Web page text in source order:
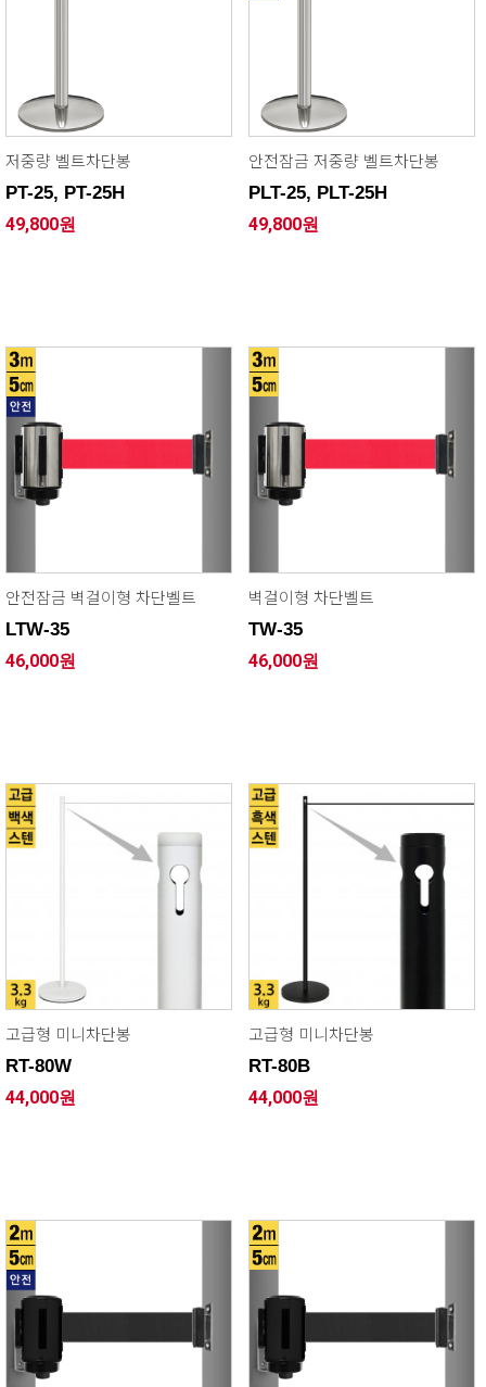
저중량 벨트차단봉
PT-25, PT-25H
49,800원
안전잠금 저중량 벨트차단봉
PLT-25, PLT-25H
49,800원
안전잠금 벽걸이형 차단벨트
LTW-35
46,000원
벽걸이형 차단벨트
TW-35
46,000원
고급형 미니차단봉
RT-80W
44,000원
고급형 미니차단봉
RT-80B
44,000원